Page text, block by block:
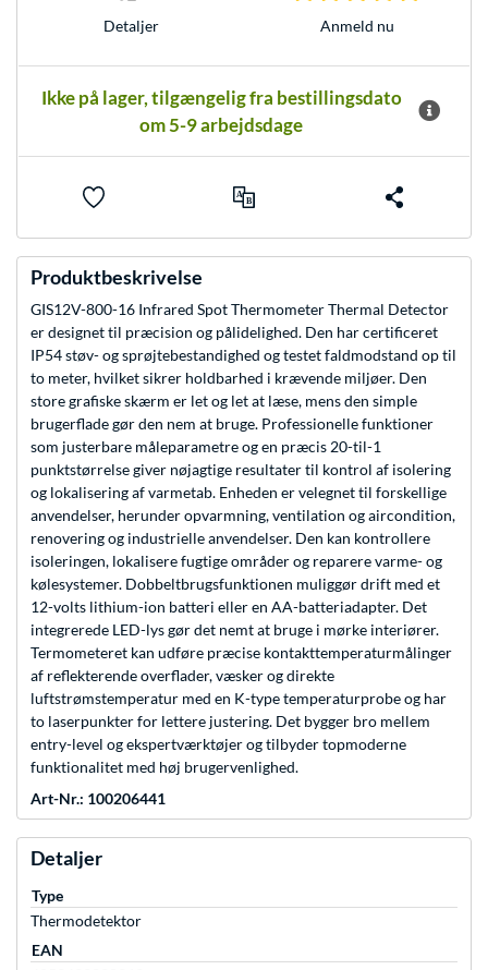
Detaljer Anmeld nu
Ikke på lager, tilgængelig fra bestillingsdato
om 5-9 arbejdsdage
Produktbeskrivelse
GIS12V-800-16 Infrared Spot Thermometer Thermal Detector
er designet til præcision og pålidelighed. Den har certificeret
IP54 støv- og sprøjtebestandighed og testet faldmodstand op til
to meter, hvilket sikrer holdbarhed i krævende miljøer. Den
store grafiske skærm er let og let at læse, mens den simple
brugerflade gør den nem at bruge. Professionelle funktioner
som justerbare måleparametre og en præcis 20-til-1
punktstørrelse giver nøjagtige resultater til kontrol af isolering
og lokalisering af varmetab. Enheden er velegnet til forskellige
anvendelser, herunder opvarmning, ventilation og aircondition,
renovering og industrielle anvendelser. Den kan kontrollere
isoleringen, lokalisere fugtige områder og reparere varme- og
kølesystemer. Dobbeltbrugsfunktionen muliggør drift med et
12-volts lithium-ion batteri eller en AA-batteriadapter. Det
integrerede LED-lys gør det nemt at bruge i mørke interiører.
Termometeret kan udføre præcise kontakttemperaturmålinger
af reflekterende overflader, væsker og direkte
luftstrømstemperatur med en K-type temperaturprobe og har
to laserpunkter for lettere justering. Det bygger bro mellem
entry-level og ekspertværktøjer og tilbyder topmoderne
funktionalitet med høj brugervenlighed.
Art-Nr.: 100206441
Detaljer
Type
Thermodetektor
EAN